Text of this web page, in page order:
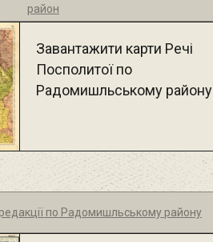
район
Завантажити карти Речі
Посполитої по
Радомишльському району
по Радомишльському району